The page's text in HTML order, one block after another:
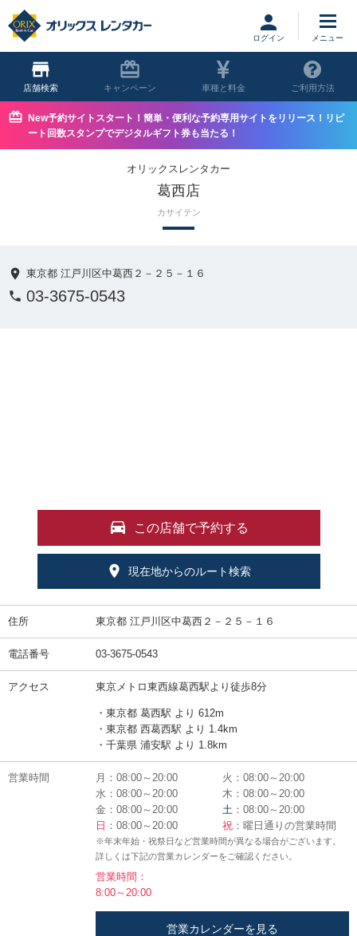
ログイン
店舗 キャンペーン 車種と料金 ご利用方法
New予約サイトスタート！簡単・便利な予約専用サイトをリリース！リピ
ート回数スタンプでデジタルギフト券も当たる！
オリックスレンタカー
葛西店
カサイテン
東京都 江戸川区中葛西２－２５－１６
03-3675-0543
この店舗で予約する
現在地からのルート検索
住所 東京都 江戸川区中葛西２－２５－１６
電話番号 03-3675-0543
アクセス 東京メトロ東西線葛西駅より徒歩8分
・東京都 葛西駅 より 612m
・東京都 西葛西駅 より 1.4km
・千葉県 浦安駅 より 1.8km
営業時間 月：08:00～20:00
火：08:00～20:00
水：08:00～20:00
木：08:00～20:00
金：08:00～20:00
土 ：08:00～20:00
日 ：08:00～20:00 祝 ：曜日通りの営業時間
※年末年始・祝祭日など営業時間が異なる場合がございます。
詳しくは下記の営業カレンダーをご確認ください。
営業時間：
8:00～20:00
営業カレンダーを見る